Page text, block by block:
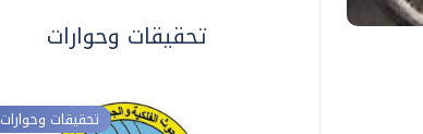
تحقيقات وحوارات
تحقيقات وحوارات